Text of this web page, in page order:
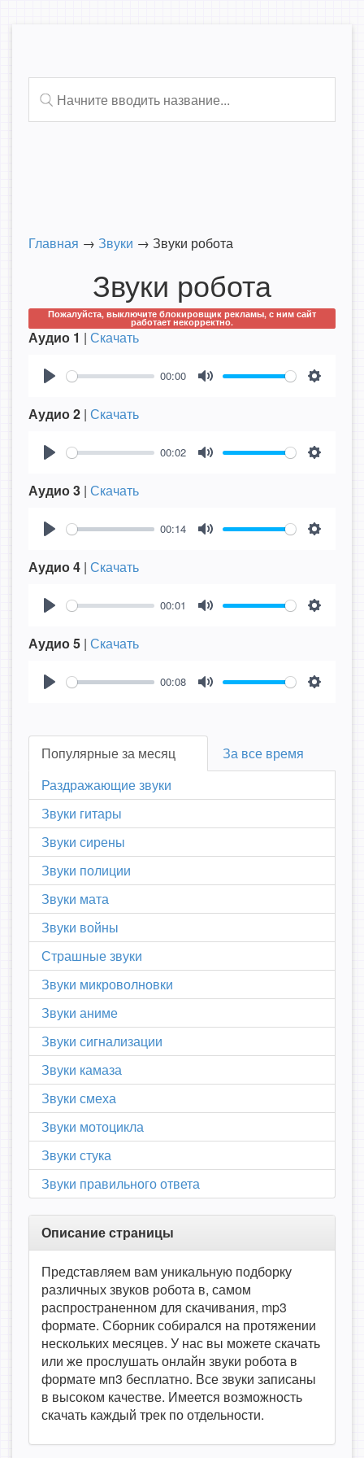
Главная → Звуки → Звуки робота
Звуки робота
Пожалуйста, выключите блокировщик рекламы, с ним сайт
работает некорректно.
Аудио 1 | Скачать
00:00
Аудио 2 | Скачать
00:02
Аудио 3 | Скачать
00:14
Аудио 4 | Скачать
00:01
Аудио 5 | Скачать
00:08
Популярные за месяц
За все время
Раздражающие звуки
Звуки гитары
Звуки сирены
Звуки полиции
Звуки мата
Звуки войны
Страшные звуки
Звуки микроволновки
Звуки аниме
Звуки сигнализации
Звуки камаза
Звуки смеха
Звуки мотоцикла
Звуки стука
Звуки правильного ответа
Описание страницы
Представляем вам уникальную подборку
различных звуков робота в, самом
распространенном для скачивания, mp3
формате. Сборник собирался на протяжении
нескольких месяцев. У нас вы можете скачать
или же прослушать онлайн звуки робота в
формате мп3 бесплатно. Все звуки записаны
в высоком качестве. Имеется возможность
скачать каждый трек по отдельности.